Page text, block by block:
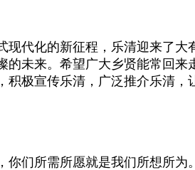
化的新征程，乐清迎来了大
的未来。希望广大乡贤能常回
积极宣传乐清，广泛推介乐清
所需所愿就是我们所想所为